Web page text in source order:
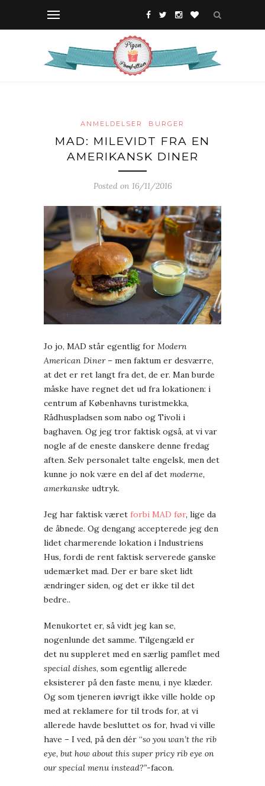
ANMELDELSER BURGER
MAD: MILEVIDT FRA EN
AMERIKANSK DINER
Posted on 16/11/2016
Jo jo, MAD står egentlig for Modern
American Diner– men faktum er desværre,
at det er ret langt fra det, de er. Man burde
måske have regnet det ud fra lokationen: i
centrum af Københavns turistmekka,
Rådhuspladsen som nabo og Tivoli i
baghaven. Og jeg tror faktisk også, at vi var
nogle af de eneste danskere denne fredag
aften. Selv personalet talte engelsk, men det
kunne jo nok være en del af det moderne,
amerkanske udtryk.
Jeg har faktisk været forbi MAD før, lige da
de åbnede. Og dengang accepterede jeg den
lidet charmerende lokation i Industriens
Hus, fordi de rent faktisk serverede ganske
udemærket mad. Der er bare sket lidt
ændringer siden, og det er ikke til det
bedre..
Menukortet er, så vidt jeg kan se,
nogenlunde det samme. Tilgengæld er
det nu suppleret med en særlig pamflet med
special dishes, som egentlig allerede
eksisterer på den faste menu, i nye klæder.
Og som tjeneren iøvrigt ikke ville holde op
med at reklamere for til trods for, at vi
allerede havde besluttet os for, hvad vi ville
have – I ved, på den dér “so you wan’t the rib
eye, but how about this super pricy rib eye on
our special menu instead?”-facon.